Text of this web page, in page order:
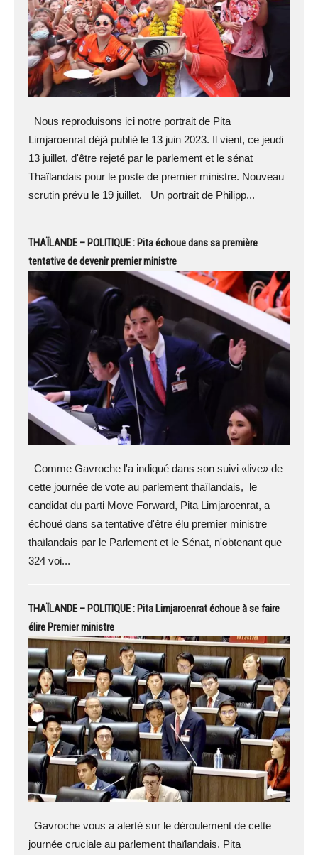
Nous reproduisons ici notre portrait de Pita
Limjaroenrat déjà publié le 13 juin 2023. Il vient, ce jeudi
13 juillet, d'être rejeté par le parlement et le sénat
Thaïlandais pour le poste de premier ministre. Nouveau
scrutin prévu le 19 juillet. Un portrait de Philipp...
THAÏLANDE – POLITIQUE : Pita échoue dans sa première
tentative de devenir premier ministre
Comme Gavroche l'a indiqué dans son suivi «live» de
cette journée de vote au parlement thaïlandais, le
candidat du parti Move Forward, Pita Limjaroenrat, a
échoué dans sa tentative d'être élu premier ministre
thaïlandais par le Parlement et le Sénat, n'obtenant que
324 voi...
THAÏLANDE – POLITIQUE : Pita Limjaroenrat échoue à se faire
élire Premier ministre
Gavroche vous a alerté sur le déroulement de cette
journée cruciale au parlement thaïlandais. Pita